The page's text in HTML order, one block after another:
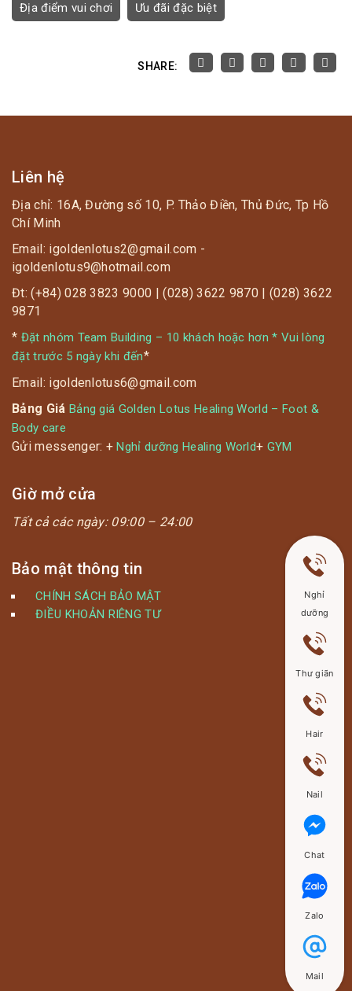
Địa điểm vui chơi Ưu đãi đặc biệt
SHARE:
Liên hệ
Địa chỉ: 16A, Đường số 10, P. Thảo Điền, Thủ Đức, Tp Hồ
Chí Minh
Email: igoldenlotus2@gmail.com -
igoldenlotus9@hotmail.com
Đt: (+84) 028 3823 9000 | (028) 3622 9870 | (028) 3622
9871
* Đặt nhóm Team Building – 10 khách hoặc hơn * Vui lòng
đặt trước 5 ngày khi đến*
Email: igoldenlotus6@gmail.com
Bảng Giá Bảng giá Golden Lotus Healing World – Foot &
Body care
Gửi messenger: +Nghỉ dưỡng Healing World+ GYM
Giờ mở cửa
Tất cả các ngày: 09:00 – 24:00
Bảo mật thông tin
CHÍNH SÁCH BẢO MẬT
ĐIỀU KHOẢN RIÊNG TƯ
Nghỉ
dưỡng
Thư giãn
Hair
Nail
Chat
Zalo
Mail